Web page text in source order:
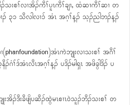
းစၢ်လၢအိၣ်ကီၢ်ပူၤကီၢ်ချၢ, ထံဆၢကီၢ်ဆၢ တ
၃၁ သီလါလၢၥ် အံၤ အဂ့ၢ်န့ၣ် သ့ၣ်ညါဘၣ်န့ၣ်
အံၤကဲဘျုးလၢသးစၢ် အဂီၢ်
ဒ်အံၤလီၤအဂ့ၢ်န့ၣ် ပဒိၣ်မါရှၤ အဖိခွါဒိၣ် ပ
ၣ်ဒီးခီဖျိပဆီၣ်ထွဲမၤစၢၤဝဲသူၣ်ဘီၣ်သးစၢ် တ